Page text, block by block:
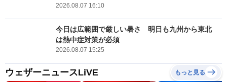
2026.08.07 16:10
今日は広範囲で厳しい暑さ 明日も九州から東北
は熱中症対策が必須
2026.08.07 15:25
ウェザーニュースLiVE もっと見る